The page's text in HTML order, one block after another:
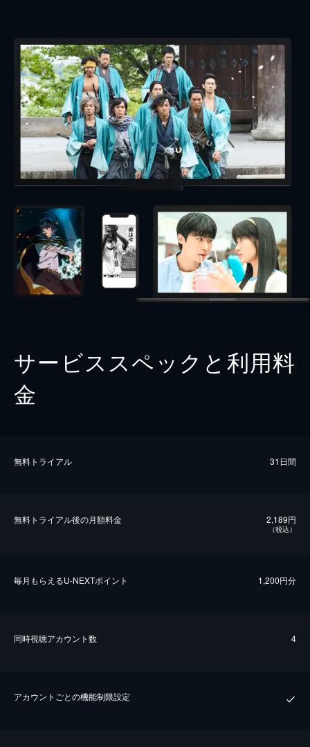
サービススペックと利用料
金
無料トライアル 31日間
無料トライアル後の⽉額料金 2,189円
（税込）
毎⽉もらえるU-NEXTポイント 1,200円分
同時視聴アカウント数 4
アカウントごとの機能制限設定